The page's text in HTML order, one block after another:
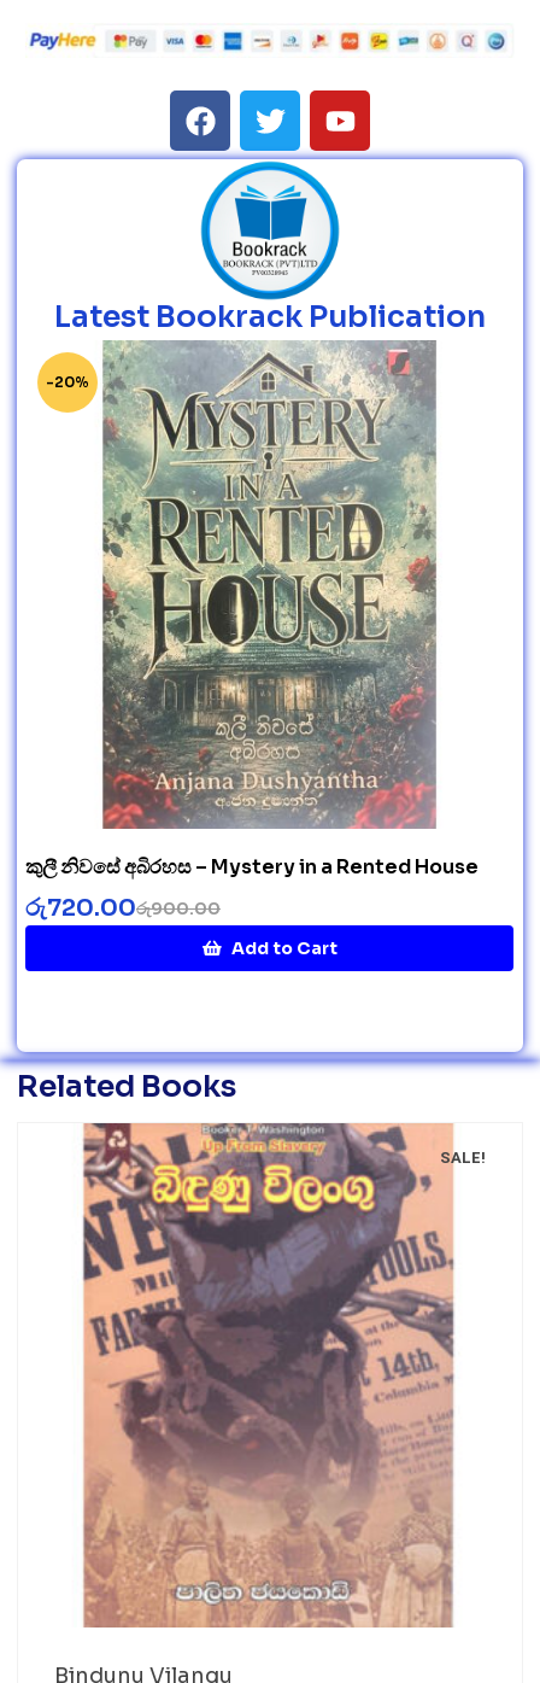
Latest Bookrack Publication
-20%
කුලී නිවසේ අබිරහස – Mystery in a Rented House
රු900.00
රු720.00
Add to Cart
Related Books
SALE!
Bindunu Vilangu